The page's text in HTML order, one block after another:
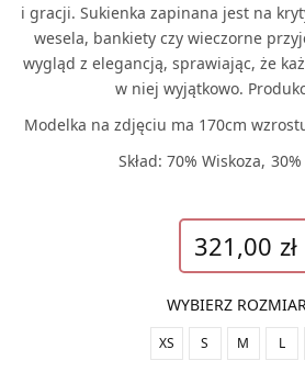
i gracji. Sukienka zapinana jest na
wesela, bankiety czy wieczorne
wygląd z elegancją, sprawiając, że
w niej wyjątkowo.
Modelka na zdjęciu ma 170cm
Skład: 70% Wiskoza,
321,00 zł
WYBIERZ
XS S M L